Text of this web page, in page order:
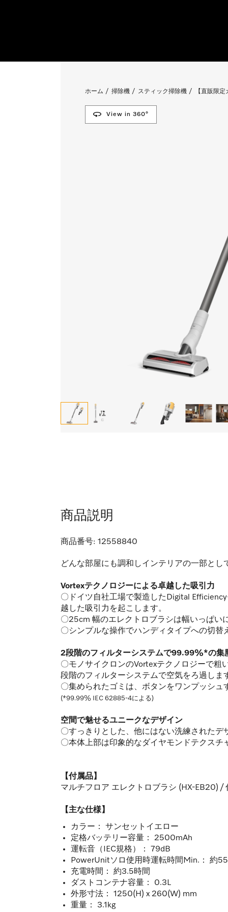
ホーム 掃除機 スティック掃除機 【直販限
View in 360°
商品説明
商品番号: 12558840
どんな部屋にも調和しインテリアの一部と
Vortexテクノロジーによる卓越した吸引力
〇ドイツ自社工場で製造したDigital
越した吸引力を起こします。
〇25cm 幅のエレクトロブラシは幅いっぱい
〇シンプルな操作でハンディタイプへの切替
2段階のフィルターシステムで99.99%*の集
〇モノサイクロンのVortexテクノロジーで
段階のフィルターシステムで空気をろ過しま
〇集められたゴミは、ボタンをワンプッシ
(*99.99% IEC 62885-4による)
空間で魅せるユニークなデザイン
〇すっきりとした、他にはない洗練された
〇本体上部は印象的なダイヤモンドテクスチ
【付属品】
マルチフロア エレクトロブラシ (HX-EB20)
【主な仕様】
カラー： サンセットイエロー
定格バッテリー容量： 2500mAh
運転音（IEC規格）： 79dB
PowerUnitソロ使用時運転時間Min.： 約
充電時間： 約3.5時間
ダストコンテナ容量： 0.3L
外形寸法： 1250(H) x 260(W) mm
重量： 3.1kg